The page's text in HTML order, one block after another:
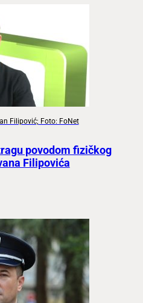
Filipović; Foto: FoNet
povodom fizičkog
Filipovića